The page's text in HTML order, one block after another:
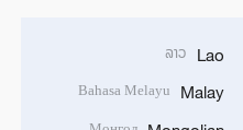
Lao
ລາວ
Malay
Bahasa Melayu